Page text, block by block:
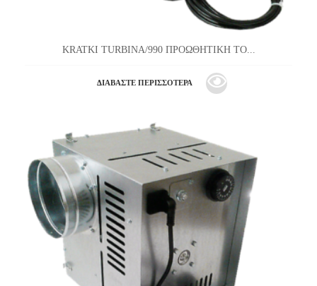
KRATKI TURBINA/990 ΠΡΟΩΘΗΤΙΚΗ ΤΟ...
ΔΙΑΒΆΣΤΕ ΠΕΡΙΣΣΌΤΕΡΑ